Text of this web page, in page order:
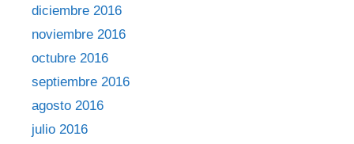
diciembre 2016
noviembre 2016
octubre 2016
septiembre 2016
agosto 2016
julio 2016